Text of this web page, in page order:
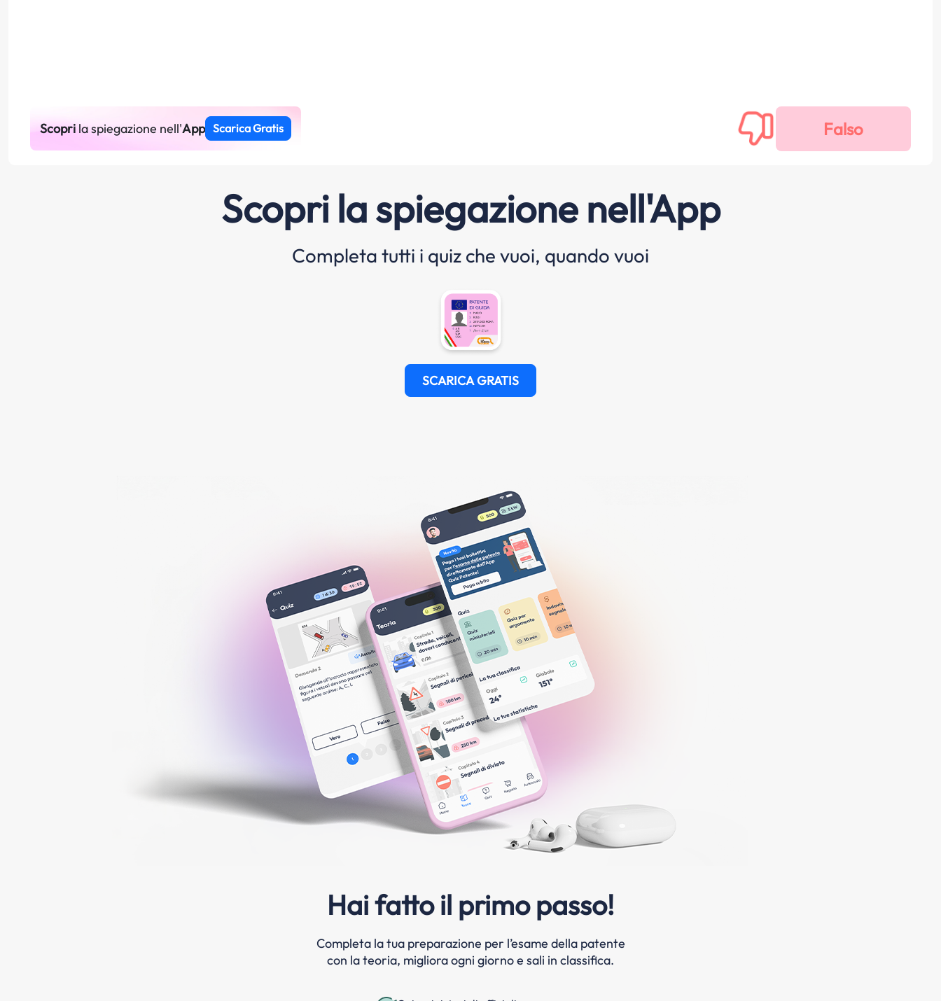
Scoprila spiegazione nell'App Scarica Gratis
Scopri la spiegazione nell'App
Completa tutti i quiz che vuoi, quando vuoi
SCARICA GRATIS
Hai fatto il primo passo!
Completa la tua preparazione per l’esame della patente
con la teoria, migliora ogni giorno e sali in classifica.